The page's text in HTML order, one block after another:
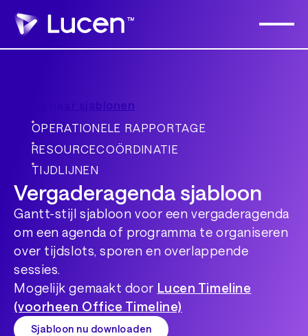
Terug naar sjablonen
OPERATIONELE RAPPORTAGE
RESOURCECOÖRDINATIE
TIJDLIJNEN
Vergaderagenda sjabloon
Gantt-stijl sjabloon voor een vergaderagenda
om een agenda of programma te organiseren
over tijdslots, sporen en overlappende
sessies.
Mogelijk gemaakt door Lucen Timeline
(voorheen Office Timeline)
Sjabloon nu downloaden